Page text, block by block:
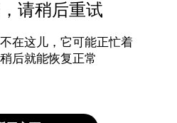
请稍后重试
在这儿，它可能正忙着
后就能恢复正常